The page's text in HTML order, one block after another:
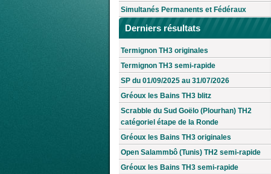
Simultanés Permanents et Fédéraux
Derniers résultats
Termignon TH3 originales
Termignon TH3 semi-rapide
SP du 01/09/2025 au 31/07/2026
Gréoux les Bains TH3 blitz
Scrabble du Sud Goëlo (Plourhan) TH2
catégoriel étape de la Ronde
Gréoux les Bains TH3 originales
Open Salammbô (Tunis) TH2 semi-rapide
Gréoux les Bains TH3 semi-rapide